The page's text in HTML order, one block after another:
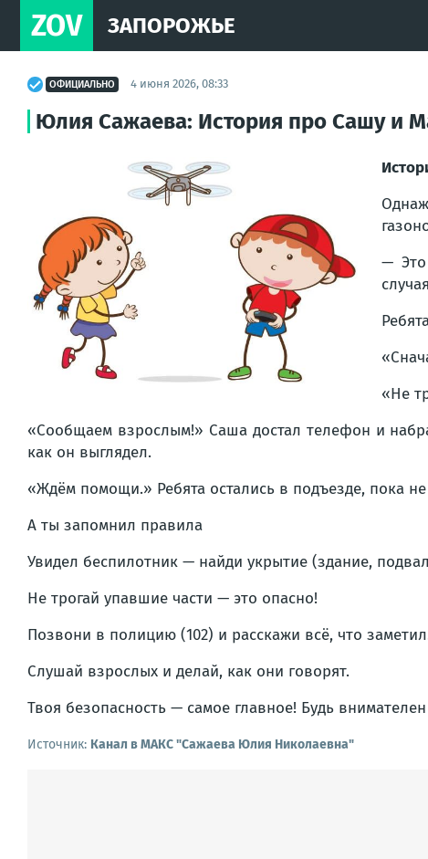
ZOV ЗАПОРОЖЬЕ
ОФИЦИАЛЬНО 4 июня 2026, 08:33
Юлия Сажаева: История про Сашу и
—
«Не
«Сообщаем взрослым!» Саша достал телефон и
как он выглядел.
«Ждём помощи.» Ребята остались в подъезде, пока
А ты запомнил правила
Увидел беспилотник — найди укрытие (здание,
Не трогай упавшие части — это опасно!
Позвони в полицию (102) и расскажи всё, что
Слушай взрослых и делай, как они говорят.
Твоя безопасность — самое главное! Будь
Источник: Канал в МАКС "Сажаева Юлия Николаевна"